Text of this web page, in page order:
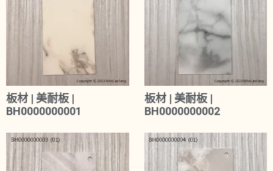
板材 | 美耐板 |
BH0000000001
板材 | 美耐板 |
BH0000000002